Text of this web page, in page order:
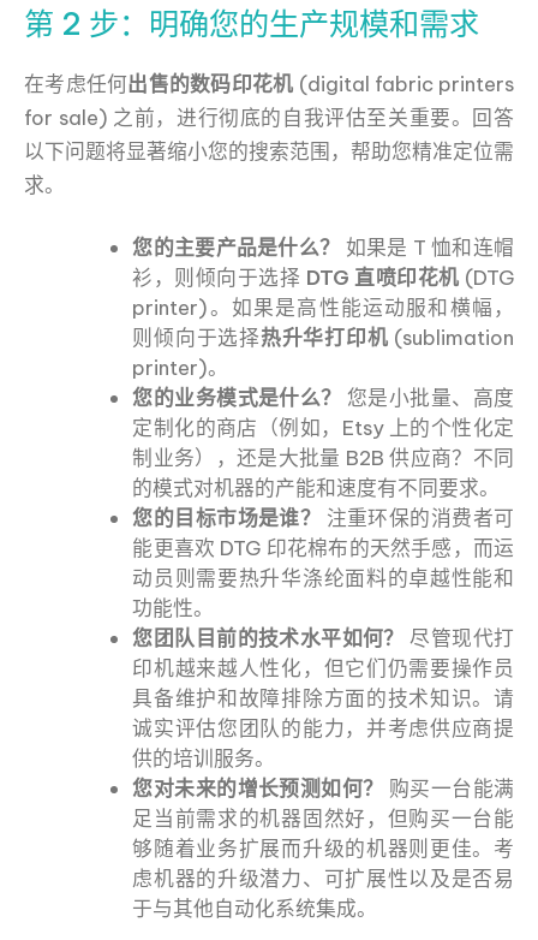
第 2 步：明确您的生产规模和需求
在考虑任何出售的数码印花机 (digital fabric printers
for sale) 之前，进行彻底的自我评估至关重要。回答
以下问题将显著缩小您的搜索范围，帮助您精准定位需
求。
您的主要产品是什么？
如果是 T 恤和连帽
衫，则倾向于选择 DTG 直喷印花机 (DTG
printer)。如果是高性能运动服和横幅，
则倾向于选择热升华打印机 (sublimation
printer)。
您的业务模式是什么？
您是小批量、高度
定制化的商店（例如，Etsy 上的个性化定
制业务），还是大批量 B2B 供应商？不同
的模式对机器的产能和速度有不同要求。
您的目标市场是谁？
注重环保的消费者可
能更喜欢 DTG 印花棉布的天然手感，而运
动员则需要热升华涤纶面料的卓越性能和
功能性。
您团队目前的技术水平如何？
尽管现代打
印机越来越人性化，但它们仍需要操作员
具备维护和故障排除方面的技术知识。请
诚实评估您团队的能力，并考虑供应商提
供的培训服务。
您对未来的增长预测如何？
购买一台能满
足当前需求的机器固然好，但购买一台能
够随着业务扩展而升级的机器则更佳。考
虑机器的升级潜力、可扩展性以及是否易
于与其他自动化系统集成。